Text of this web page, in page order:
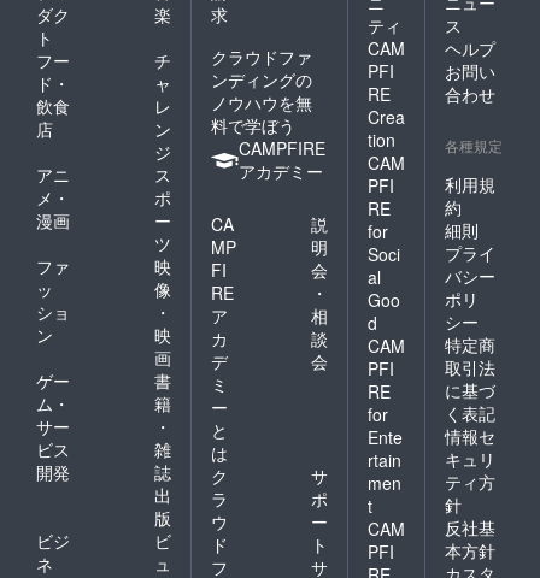
ダク
ト
楽
フー
ド・
飲食
店
チ
ャ
レ
ン
ジ
アニ
メ・
漫画
ス
ポ
ー
ツ
ファ
ッ
ショ
ン
映
像
・
映
画
ゲー
ム・
サー
ビス
開発
書
籍
・
雑
誌
出
版
ビジ
ネ
ビ
ュ
求
クラウドファ
ンディングの
ノウハウを無
料で学ぼう
CAMPFIRE
アカデミー
CA
MP
FI
RE
ア
カ
デ
ミ
ー
と
は
説
明
会
・
相
談
会
ク
ラ
ウ
ド
フ
サ
ポ
ー
ト
サ
ティ
CAM
PFI
RE
Crea
tion
CAM
PFI
RE
for
Soci
al
Goo
d
CAM
PFI
RE
for
Ente
rtain
men
t
CAM
PFI
ス
ヘルプ
お問い
合わせ
各種規定
利用規
約
細則
プライ
バシー
ポリ
シー
特定商
取引法
に基づ
く表記
情報セ
キュリ
ティ方
針
反社基
本方針